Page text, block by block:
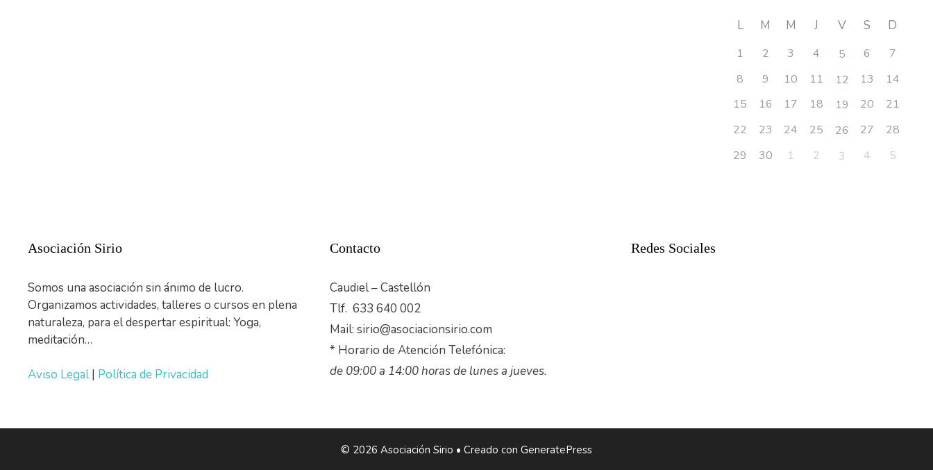
L M M J V S D
1 2 3 4 5 6
7
8
9 10 11 12 13
14
15
16 17 18 19 20
21
22
23 24 25 26 27
28
29
30 1 2 3 4 5
Asociación Sirio
Somos una asociación sin ánimo de lucro.
Organizamos actividades, talleres o cursos en plena
naturaleza, para el despertar espiritual: Yoga,
meditación…
Aviso Legal| Política de Privacidad
Contacto
Caudiel – Castellón
Tlf. 633 640 002
Mail: sirio@asociacionsirio.com
* Horario de Atención Telefónica:
de 09:00 a 14:00 horas de lunes a jueves.
Redes Sociales
© 2026 Asociación Sirio • Creado con GeneratePress